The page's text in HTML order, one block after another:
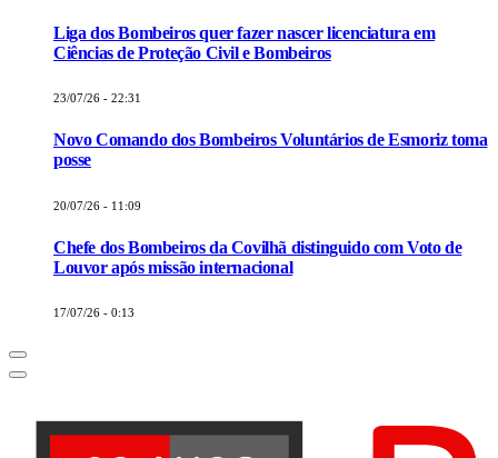
Liga dos Bombeiros quer fazer nascer licenciatura em
Ciências de Proteção Civil e Bombeiros
23/07/26 - 22:31
Novo Comando dos Bombeiros Voluntários de Esmoriz toma
posse
20/07/26 - 11:09
Chefe dos Bombeiros da Covilhã distinguido com Voto de
Louvor após missão internacional
17/07/26 - 0:13